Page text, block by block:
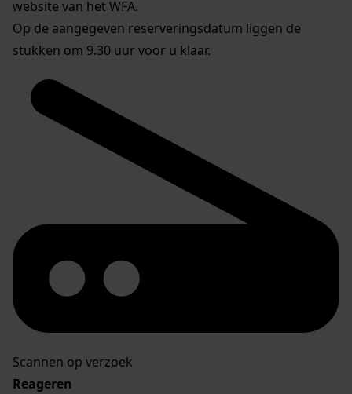
website van het WFA.
Op de aangegeven reserveringsdatum liggen de
stukken om 9.30 uur voor u klaar.
Scannen op verzoek
Reageren